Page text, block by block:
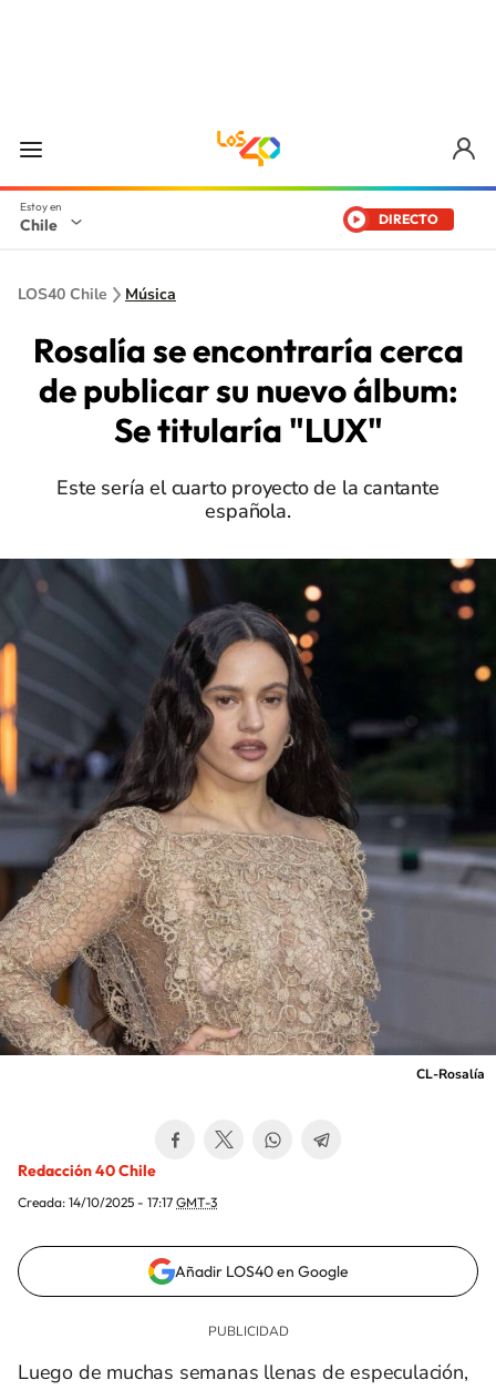
Chile DIRECTO
LOS40 Chile Música
Rosalía se encontraría cerca
de publicar su nuevo álbum:
Se titularía "LUX"
Este sería el cuarto proyecto de la cantante
española.
CL-Rosalía
Redacción 40 Chile
Creada: 14/10/2025 - 17:17 GMT-3
Añadir LOS40 en Google
Luego de muchas semanas llenas de especulación,